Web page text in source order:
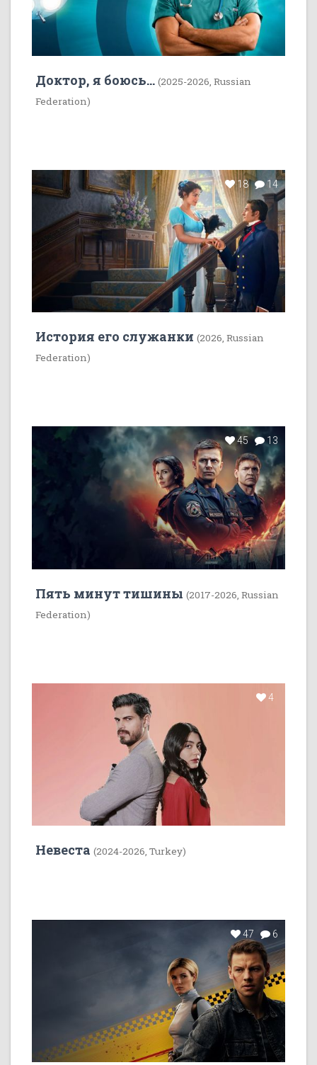
Доктор, я боюсь... (2025-2026, Russian
Federation)
18 14
История его служанки (2026, Russian
Federation)
45 13
Пять минут тишины (2017-2026, Russian
Federation)
4
Невеста (2024-2026, Turkey)
47 6